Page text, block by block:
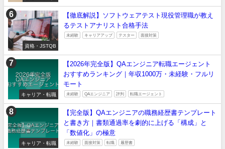
資格・JSTQB
【徹底解説】ソフトウェアテスト現役管理職が教え
るテストアナリスト合格手法
未経験 キャリアアップ テスター 面接対策
キャリア・転職
【2026年完全版】QAエンジニア転職エージェント
おすすめランキング｜年収1000万・未経験・フルリ
モート
未経験 QAエンジニア 評判 転職エージェント
キャリア・転職
【完全版】QAエンジニアの職務経歴書テンプレート
と書き方｜書類通過率を劇的に上げる「構成」と
「数値化」の極意
未経験 面接対策 転職 履歴書